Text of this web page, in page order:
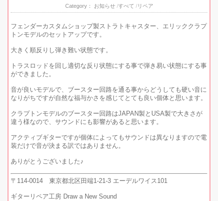
Category： お知らせ すべて リペア
フェンダーカスタムショップ製ストラトキャスター、エリッククラプ
トンモデルのセットアップです。
大きく順反りし弾き難い状態です。
トラスロッドを回し適切な反り状態にする事で弾き易い状態にする事
ができました。
音が良いモデルで、ブースター回路を通る事からどうしても硬い音に
なりがちですが自然な福与かさを感じてとても良い個体と思います。
クラプトンモデルのブースター回路はJAPAN製とUSA製で大きさが
違う様なので、サウンドにも影響があると思います。
アクティブギターですが個体によってもサウンドは異なりますので電
装だけで音が決まる訳ではありません。
ありがとうございました♪
〒114-0014 東京都北区田端1-21-3 エーデルワイス101
ギターリペア工房 Draw a New Sound